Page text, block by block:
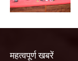
महत्वपूर्ण खबरें